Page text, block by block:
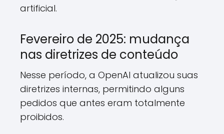
artificial.
Fevereiro de 2025: mudança
nas diretrizes de conteúdo
Nesse período, a OpenAI atualizou suas
diretrizes internas, permitindo alguns
pedidos que antes eram totalmente
proibidos.